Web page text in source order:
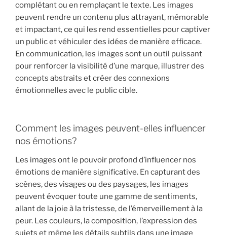
complétant ou en remplaçant le texte. Les images
peuvent rendre un contenu plus attrayant, mémorable
et impactant, ce qui les rend essentielles pour captiver
un public et véhiculer des idées de manière efficace.
En communication, les images sont un outil puissant
pour renforcer la visibilité d’une marque, illustrer des
concepts abstraits et créer des connexions
émotionnelles avec le public cible.
Comment les images peuvent-elles influencer
nos émotions?
Les images ont le pouvoir profond d’influencer nos
émotions de manière significative. En capturant des
scènes, des visages ou des paysages, les images
peuvent évoquer toute une gamme de sentiments,
allant de la joie à la tristesse, de l’émerveillement à la
peur. Les couleurs, la composition, l’expression des
sujets et même les détails subtils dans une image